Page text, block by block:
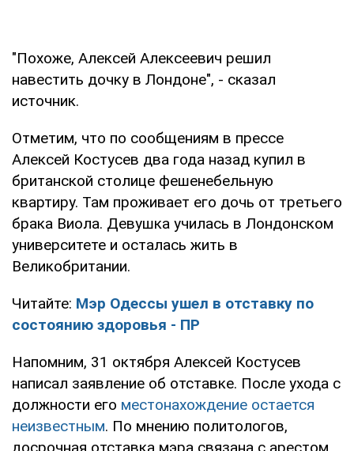
"Похоже, Алексей Алексеевич решил
навестить дочку в Лондоне", - сказал
источник.
Отметим, что по сообщениям в прессе
Алексей Костусев два года назад купил в
британской столице фешенебельную
квартиру. Там проживает его дочь от третьего
брака Виола. Девушка училась в Лондонском
университете и осталась жить в
Великобритании.
Читайте: Мэр Одессы ушел в отставку по
состоянию здоровья - ПР
Напомним, 31 октября Алексей Костусев
написал заявление об отставке. После ухода с
должности его местонахождение остается
неизвестным. По мнению политологов,
досрочная отставка мэра связана с арестом